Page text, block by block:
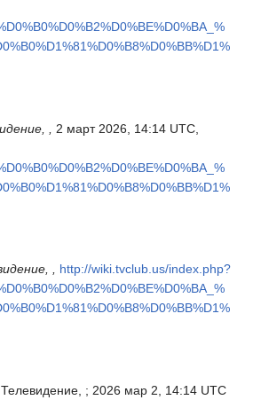
,
2 март 2026, 14:14 UTC,
,
http://wiki.tvclub.us/index.php?
; 2026 мар 2, 14:14 UTC